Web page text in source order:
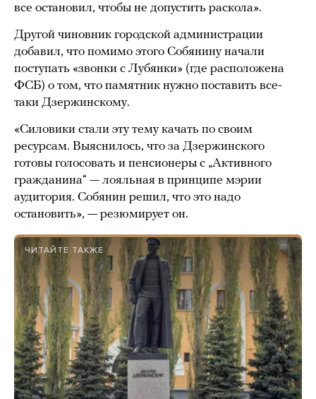
все остановил, чтобы не допустить раскола».
Другой чиновник городской администрации
добавил, что помимо этого Собянину начали
поступать «звонки с Лубянки» (где расположена
ФСБ) о том, что памятник нужно поставить все-
таки Дзержинскому.
«Силовики стали эту тему качать по своим
ресурсам. Выяснилось, что за Дзержинского
готовы голосовать и пенсионеры с „Активного
гражданина“ — лояльная в принципе мэрии
аудитория. Собянин решил, что это надо
остановить», — резюмирует он.
ЧИТАЙТЕ ТАКЖЕ